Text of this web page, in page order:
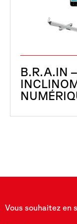
B.R.A.IN
Vous souhaitez en